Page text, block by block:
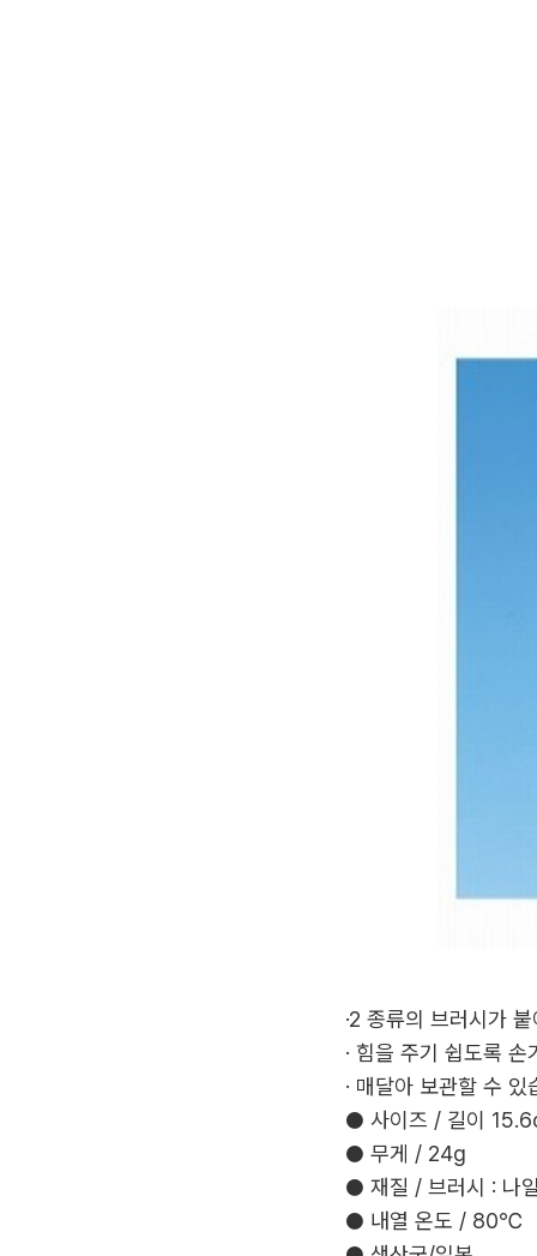
·2 종류의 브러시가
· 힘을 주기 쉽도록
· 매달아 보관할 수 있
● 사이즈 / 길이
● 무게 / 24g
● 재질 / 브러시 : 나
● 내열 온도 / 80℃